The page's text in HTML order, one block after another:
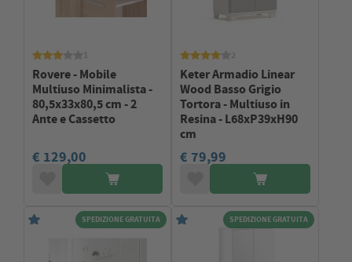
Rovere - Mobile
Multiuso Minimalista -
80,5x33x80,5 cm - 2
Ante e Cassetto
€ 129,00
Keter Armadio Linear
Wood Basso Grigio
Tortora - Multiuso in
Resina - L68xP39xH90
cm
€ 79,99
SPEDIZIONE GRATUITA SPEDIZIONE GRATUITA